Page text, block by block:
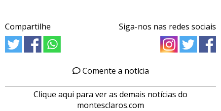
Compartilhe Siga-nos nas redes sociais
Comente a notícia
Clique aqui para ver as demais notícias do
montesclaros.com